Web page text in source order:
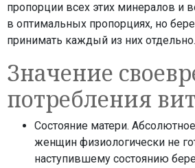
пропорции всех этих минералов и
в оптимальных пропорциях, но
принимать каждый из них отдельно.
Значение
потребления
Состояние матери.
женщин физиологически не
наступившему состоянию